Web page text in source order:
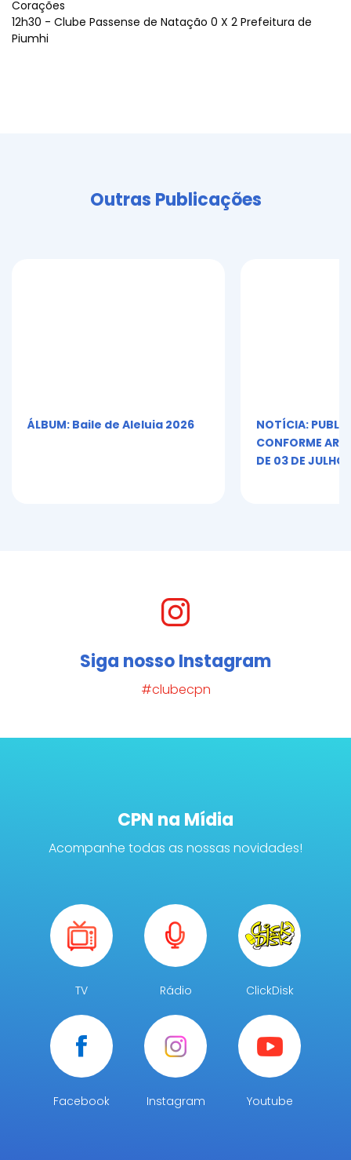
Corações
12h30 - Clube Passense de Natação 0 X 2 Prefeitura de
Piumhi
Outras Publicações
ÁLBUM: Baile de Aleluia 2026
NOTÍCIA:
CONFORME ART.
DE 03 DE JULHO
Siga nosso Instagram
#clubecpn
CPN na Mídia
Acompanhe todas as nossas novidades!
TV Rádio ClickDisk
Facebook Instagram Youtube